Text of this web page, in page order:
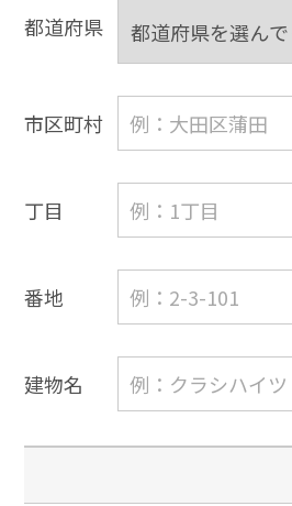
都道府県
市区町村
丁目
番地
建物名